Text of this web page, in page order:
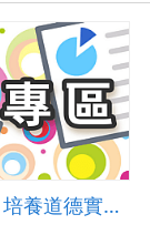
偏遠地區教學：培養道德實踐與公民意識素養